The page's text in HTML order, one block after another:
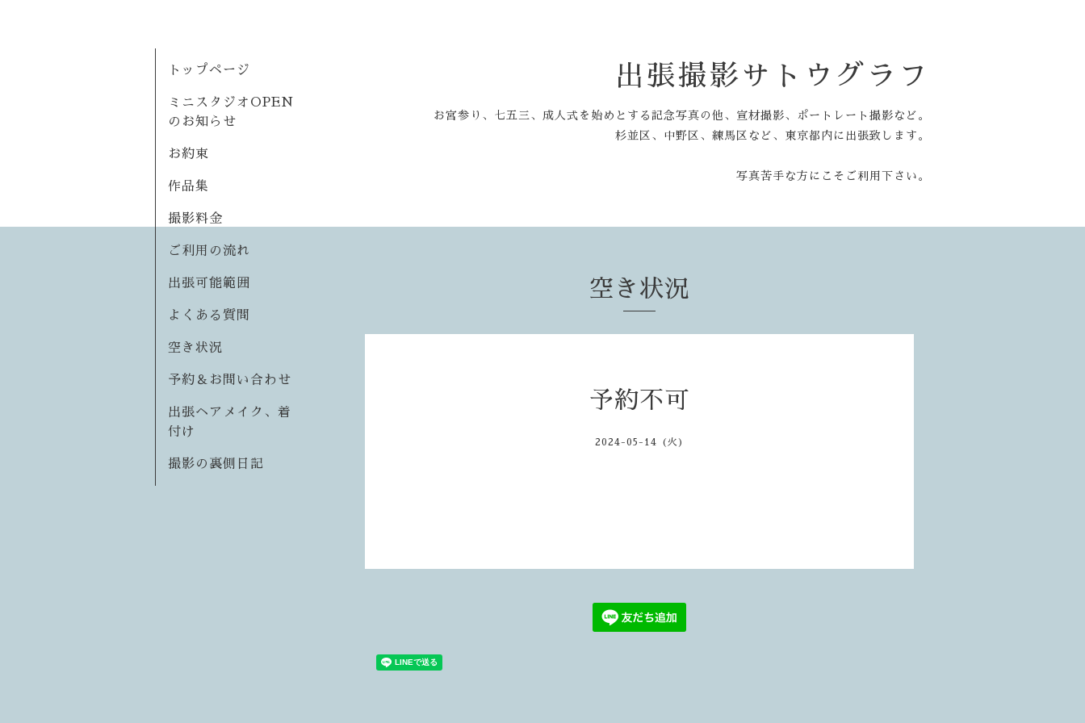
出張撮影サトウグラフ
お宮参り、七五三、成人式を始めとする記念写真の他、宣材撮影、ポートレート撮影など。
杉並区、中野区、練馬区など、東京都内に出張致します。
写真苦手な方にこそご利用下さい。
トップページ
ミニスタジオOPEN
のお知らせ
お約束
作品集
撮影料金
ご利用の流れ
出張可能範囲
よくある質問
空き状況
予約＆お問い合わせ
出張ヘアメイク、着
付け
撮影の裏側日記
空き状況
予約不可
2024-05-14 (火)